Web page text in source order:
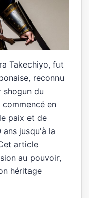
Takechiyo, fut
reconnu
du
en
paix et de
jusqu'à la
article
au pouvoir,
héritage